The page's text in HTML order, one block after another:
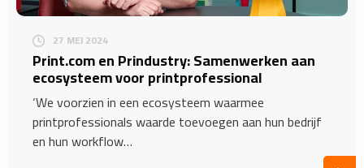
27 MEI 2024
Print.com en Prindustry: Samenwerken aan
ecosysteem voor printprofessional
‘We voorzien in een ecosysteem waarmee
printprofessionals waarde toevoegen aan hun bedrijf
en hun workflow…